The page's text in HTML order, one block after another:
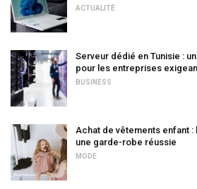
ACTUALITÉ
Serveur dédié en Tunisie :
pour les entreprises
BUSINESS
Achat de vêtements enfant
une garde-robe réussie
MODE